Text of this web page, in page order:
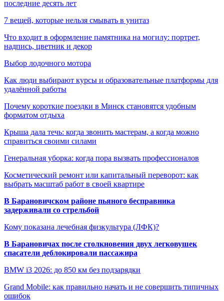
последние десять лет
7 вещей, которые нельзя смывать в унитаз
Что входит в оформление памятника на могилу: портрет,
надпись, цветник и декор
Выбор лодочного мотора
Как люди выбирают курсы и образовательные платформы для
удалённой работы
Почему короткие поездки в Минск становятся удобным
форматом отдыха
Крыша дала течь: когда звонить мастерам, а когда можно
справиться своими силами
Генеральная уборка: когда пора вызвать профессионалов
Косметический ремонт или капитальный переворот: как
выбрать масштаб работ в своей квартире
В Барановичском районе пьяного бесправника
задерживали со стрельбой
Кому показана лечебная физкультура (ЛФК)?
В Барановичах после столкновения двух легковушек
спасатели деблокировали пассажира
BMW i3 2026: до 850 км без подзарядки
Grand Mobile: как правильно начать и не совершить типичных
ошибок